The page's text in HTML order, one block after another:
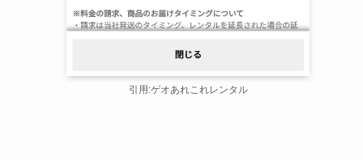
引用:ゲオあれこれレンタル